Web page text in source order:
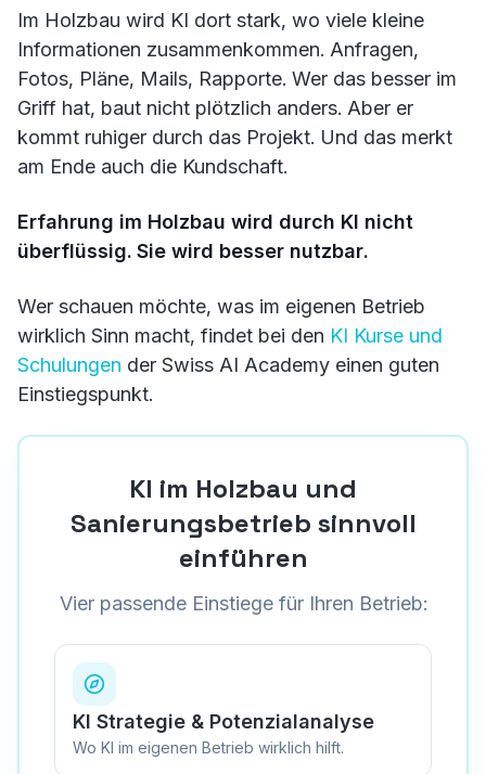
Im Holzbau wird KI dort stark, wo viele kleine
Informationen zusammenkommen. Anfragen,
Fotos, Pläne, Mails, Rapporte. Wer das besser im
Griff hat, baut nicht plötzlich anders. Aber er
kommt ruhiger durch das Projekt. Und das merkt
am Ende auch die Kundschaft.
Erfahrung im Holzbau wird durch KI nicht
überflüssig. Sie wird besser nutzbar.
Wer schauen möchte, was im eigenen Betrieb
wirklich Sinn macht, findet bei den KI Kurse und
Schulungen der Swiss AI Academy einen guten
Einstiegspunkt.
KI im Holzbau und
Sanierungsbetrieb sinnvoll
einführen
Vier passende Einstiege für Ihren Betrieb:
KI Strategie & Potenzialanalyse
Wo KI im eigenen Betrieb wirklich hilft.